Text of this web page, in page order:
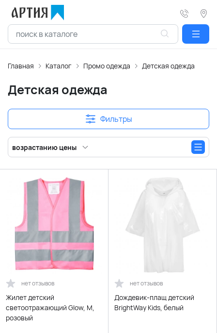
Главная Каталог Промо одежда Детская одежда
Детская одежда
Фильтры
возрастанию цены
нет отзывов
Жилет детский
светоотражающий Glow, M,
розовый
нет отзывов
Дождевик-плащ детский
BrightWay Kids, белый